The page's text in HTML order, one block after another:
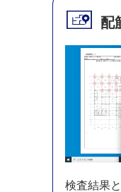
配
検査結果